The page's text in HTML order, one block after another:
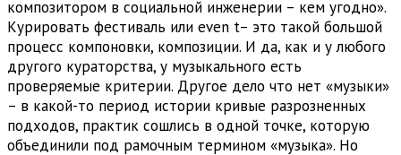
композитором в социальной инженерии – кем угодно».
Курировать фестиваль или even t– это такой большой
процесс компоновки, композиции. И да, как и у любого
другого кураторства, у музыкального есть
проверяемые критерии. Другое дело что нет «музыки»
– в какой-то период истории кривые разрозненных
подходов, практик сошлись в одной точке, которую
объединили под рамочным термином «музыка». Но